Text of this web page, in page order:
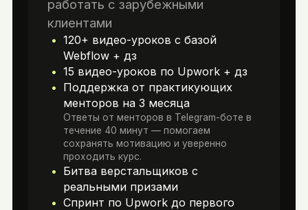
ОБЪЁМ
7 часов учебного материала
часов практики
ВХОДИТ В ТАРИФ
Webflow Basic С нуля до PRO
Интеграции
Spline
ОБЪЁМ
39 часов учебного материала
156 часов практики
ВХОДИТ В ТАРИФ
С нуля до PRO
работать с зарубежными
клиентами
120+ видео-уроков c базой
Webflow + дз
15 видео-уроков по Upwork + дз
Поддержка от практикующих
менторов на 3 месяца
Ответы от менторов в Telegram-боте в
течение 40 минут — помогаем
сохранять мотивацию и уверенно
проходить курс.
Битва верстальщиков с
реальными призами
Спринт по Upwork до первого